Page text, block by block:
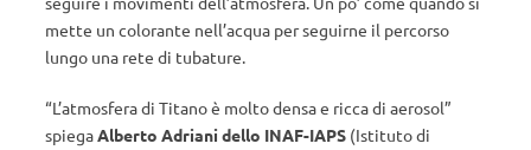
mette un colorante nell’acqua per seguirne il percorso
lungo una rete di tubature.
“L’atmosfera di Titano è molto densa e ricca di aerosol”
spiegaAlberto Adriani dello INAF-IAPS (Istituto di